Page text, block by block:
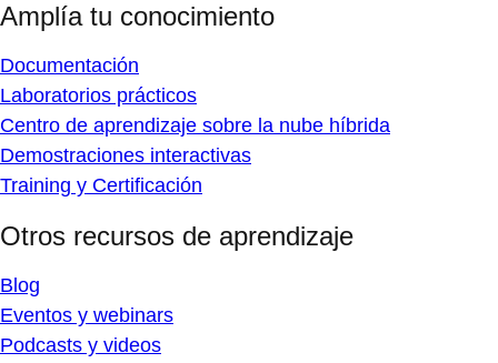
Amplía tu conocimiento
Documentación
Laboratorios prácticos
Centro de aprendizaje sobre la nube híbrida
Demostraciones interactivas
Training y Certificación
Otros recursos de aprendizaje
Blog
Eventos y webinars
Podcasts y videos